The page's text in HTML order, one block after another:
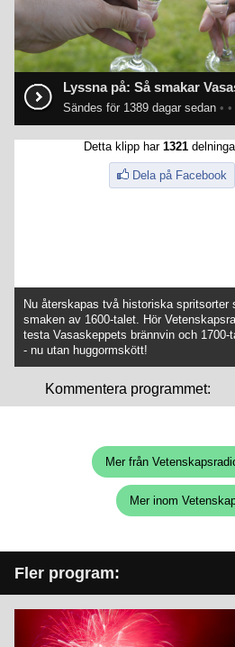
Lyssna på: Så smakar
Sändes för 1389 dagar sedan • •
Detta klipp har 1321
Dela på Facebook
Nu återskapas två historiska spritsorter
smaken av 1600-talet. Hör
testa Vasaskeppets brännvin och 1700-
- nu utan huggormskött!
Kommentera programmet:
Mer från
Mer inom
Fler program: